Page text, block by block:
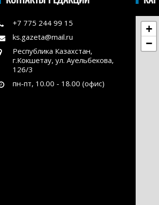
+7 775 244 99 15
ks.gazeta@mail.ru
Республика Казахстан,
г.Кокшетау, ул. Ауельбекова,
126/3
пн-пт, 10.00 - 18.00 (офис)
+
−